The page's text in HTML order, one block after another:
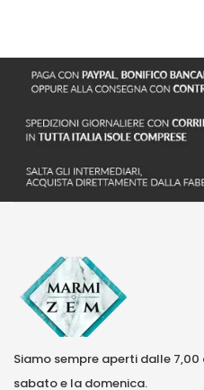
Siamo sempre aperti dalle
sabato e la domenica.